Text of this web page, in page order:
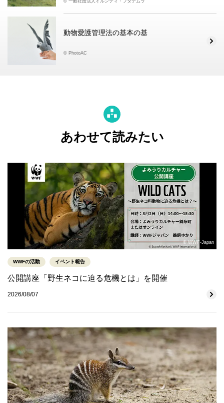
© 一般社団法人イルンティ・フタデムラ
動物愛護管理法の基本の基
© PhotoAC
あわせて読みたい
© WWF-Japan
WWFの活動 イベント報告
公開講座「野生ネコに迫る危機とは」を開催
2026/08/07